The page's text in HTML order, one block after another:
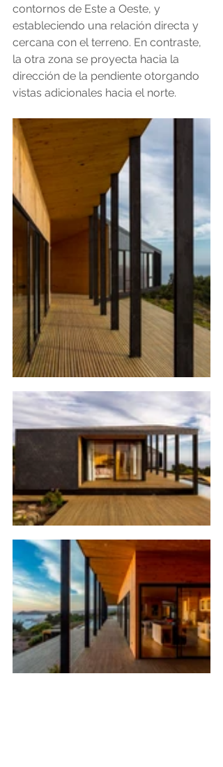
contornos de Este a Oeste, y
estableciendo una relación directa y
cercana con el terreno. En contraste,
la otra zona se proyecta hacia la
dirección de la pendiente otorgando
vistas adicionales hacia el norte.